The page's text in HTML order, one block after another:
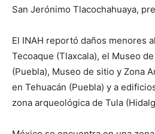
San Jerónimo Tlacochahuaya,
El INAH reportó daños menores
Tecoaque (Tlaxcala), el Museo
(Puebla), Museo de sitio y Zona
en Tehuacán (Puebla) y a
zona arqueológica de Tula